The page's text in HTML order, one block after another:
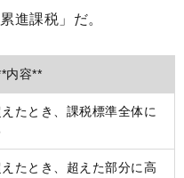
進課税」だ。
内容**
たとき、課税標準全体に
たとき、超えた部分に高